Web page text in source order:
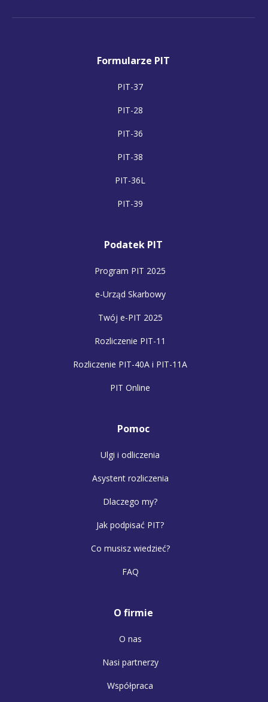
Formularze PIT
PIT-37
PIT-28
PIT-36
PIT-38
PIT-36L
PIT-39
Podatek PIT
Program PIT 2025
e-Urząd Skarbowy
Twój e-PIT 2025
Rozliczenie PIT-11
Rozliczenie PIT-40A i PIT-11A
PIT Online
Pomoc
Ulgi i odliczenia
Asystent rozliczenia
Dlaczego my?
Jak podpisać PIT?
Co musisz wiedzieć?
FAQ
O firmie
O nas
Nasi partnerzy
Współpraca